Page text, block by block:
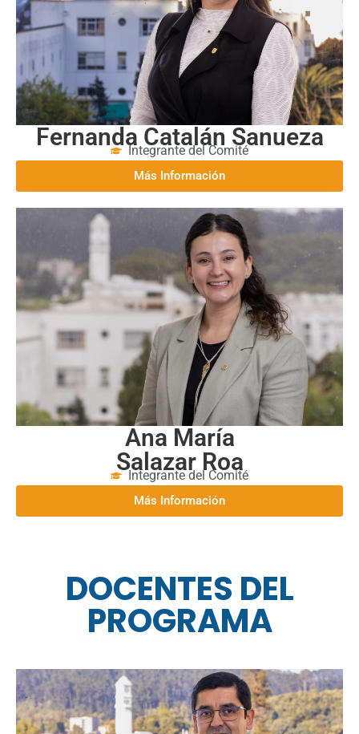
Fernanda Catalán Sanueza
Integrante del Comité
Más Información
Ana María
Salazar Roa
Integrante del Comité
Más Información
DOCENTES DEL
PROGRAMA